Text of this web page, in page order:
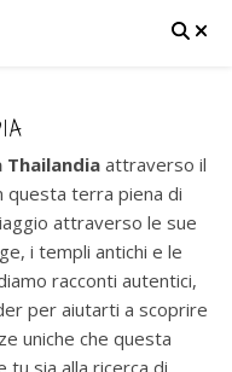
attraverso il
questa terra piena di
attraverso le sue
i templi antichi e le
racconti autentici,
per aiutarti a scoprire
uniche che questa
tu sia alla ricerca di